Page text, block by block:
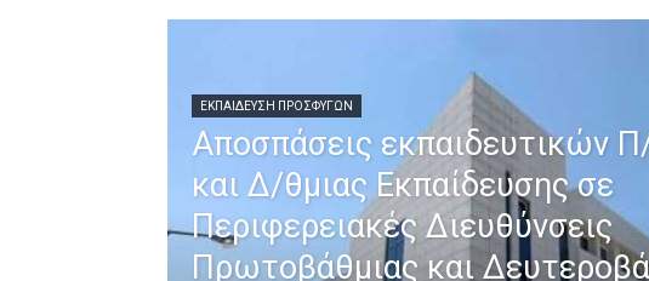
ΕΚΠΑΙΔΕΥΣΗ ΠΡΟΣΦΥΓΩΝ
Αποσπάσεις εκπαιδευτικών
και Δ/θμιας Εκπαίδευσης σε
Περιφερειακές Διευθύνσεις
Πρωτοβάθμιας και